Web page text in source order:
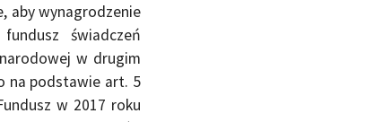
aby wynagrodzenie
świadczeń
w drugim
na podstawie art. 5
w 2017 roku